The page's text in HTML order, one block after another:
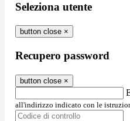
Seleziona utente
button close ×
Recupero password
button close ×
all'indirizzo indicato con le